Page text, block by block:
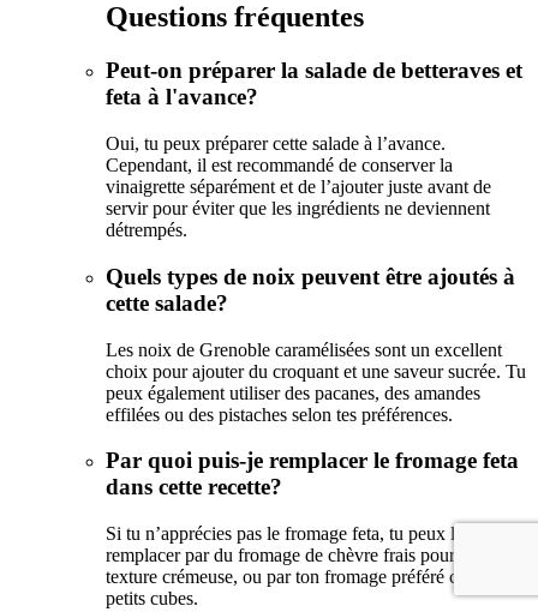
Questions fréquentes
Peut-on préparer la salade de betteraves et
feta à l'avance?
Oui, tu peux préparer cette salade à l’avance.
Cependant, il est recommandé de conserver la
vinaigrette séparément et de l’ajouter juste avant de
servir pour éviter que les ingrédients ne deviennent
détrempés.
Quels types de noix peuvent être ajoutés à
cette salade?
Les noix de Grenoble caramélisées sont un excellent
choix pour ajouter du croquant et une saveur sucrée. Tu
peux également utiliser des pacanes, des amandes
effilées ou des pistaches selon tes préférences.
Par quoi puis-je remplacer le fromage feta
dans cette recette?
Si tu n’apprécies pas le fromage feta, tu peux le
remplacer par du fromage de chèvre frais pour une
texture crémeuse, ou par ton fromage préféré coupé en
petits cubes.